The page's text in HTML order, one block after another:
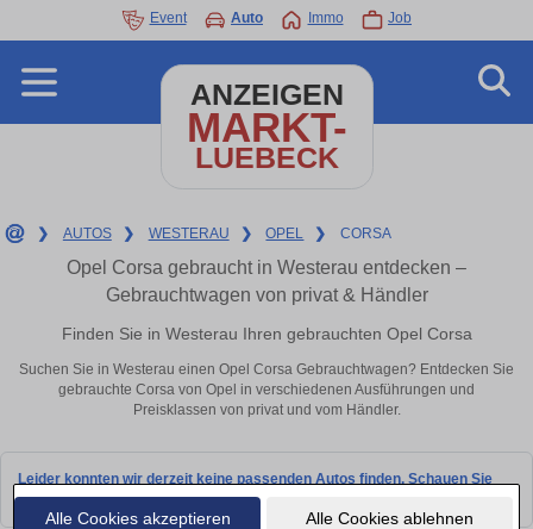
Alle Cookies akzeptieren Alle Cookies ablehnen
Event Auto Immo Job
ANZEIGEN
MARKT-
LUEBECK
❯ AUTOS ❯ WESTERAU ❯ OPEL ❯ CORSA
Opel Corsa gebraucht in Westerau entdecken –
Gebrauchtwagen von privat & Händler
Finden Sie in Westerau Ihren gebrauchten Opel Corsa
Suchen Sie in Westerau einen Opel Corsa Gebrauchtwagen? Entdecken Sie
gebrauchte Corsa von Opel in verschiedenen Ausführungen und
Preisklassen von privat und vom Händler.
Leider konnten wir derzeit keine passenden Autos finden. Schauen Sie
bald wieder vorbei!